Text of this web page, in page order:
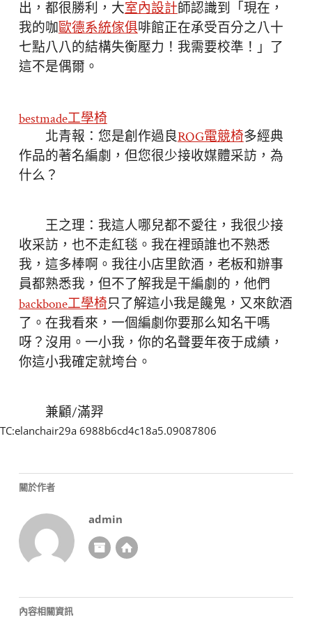
出，都很勝利，大室內設計師認識到「現在，
我的咖歐德系統傢俱啡館正在承受百分之八十
七點八八的結構失衡壓力！我需要校準！」了
這不是偶爾。
bestmade工學椅
北青報：您是創作過良ROG電競椅多經典
作品的著名編劇，但您很少接收媒體采訪，為
什么？
王之理：我這人哪兒都不愛往，我很少接
收采訪，也不走紅毯。我在裡頭誰也不熟悉
我，這多棒啊。我往小店里飲酒，老板和辦事
員都熟悉我，但不了解我是干編劇的，他們
backbone工學椅只了解這小我是饞鬼，又來飲酒
了。在我看來，一個編劇你要那么知名干嗎
呀？沒用。一小我，你的名聲要年夜于成績，
你這小我確定就垮台。
兼顧/滿羿
TC:elanchair29a 6988b6cd4c18a5.09087806
關於作者
admin
內容相關資訊